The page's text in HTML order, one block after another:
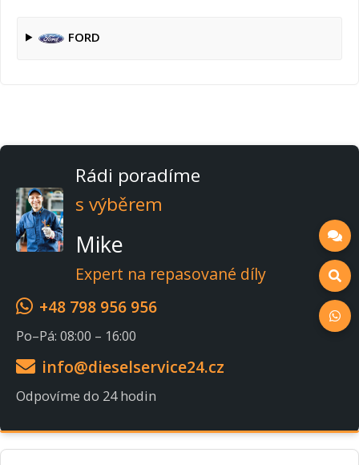
FORD
Rádi poradíme
s výběrem
Mike
Expert na repasované díly
+48 798 956 956
Po–Pá: 08:00 – 16:00
info@dieselservice24.cz
Odpovíme do 24 hodin